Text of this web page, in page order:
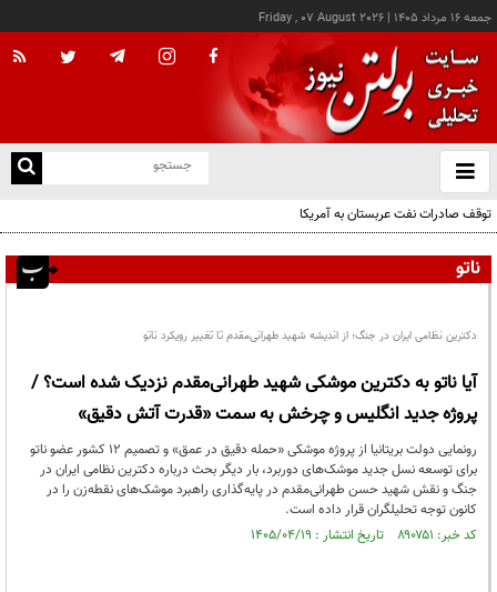
جمعه ۱۶ مرداد ۱۴۰۵ |
Friday , 07 August 2026
باز
و
توقف صادرات نفت عربستان به آمریکا
ناتو
دکترین نظامی ایران در جنگ؛ از اندیشه شهید طهرانی‌مقدم تا تغییر رویکرد ناتو
آیا ناتو به دکترین موشکی شهید طهرانی‌مقدم نزدیک شده است؟ /
پروژه جدید انگلیس و چرخش به سمت «قدرت آتش دقیق»
رونمایی دولت بریتانیا از پروژه موشکی «حمله دقیق در عمق» و تصمیم ۱۲ کشور عضو ناتو
برای توسعه نسل جدید موشک‌های دوربرد، بار دیگر بحث درباره دکترین نظامی ایران در
جنگ و نقش شهید حسن طهرانی‌مقدم در پایه‌گذاری راهبرد موشک‌های نقطه‌زن را در
کانون توجه تحلیلگران قرار داده است.
کد خبر: ۸۹۰۷۵۱ تاریخ انتشار : ۱۴۰۵/۰۴/۱۹